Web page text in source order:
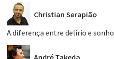
Christian Serapião
A diferença entre delírio e sonho
André Takeda